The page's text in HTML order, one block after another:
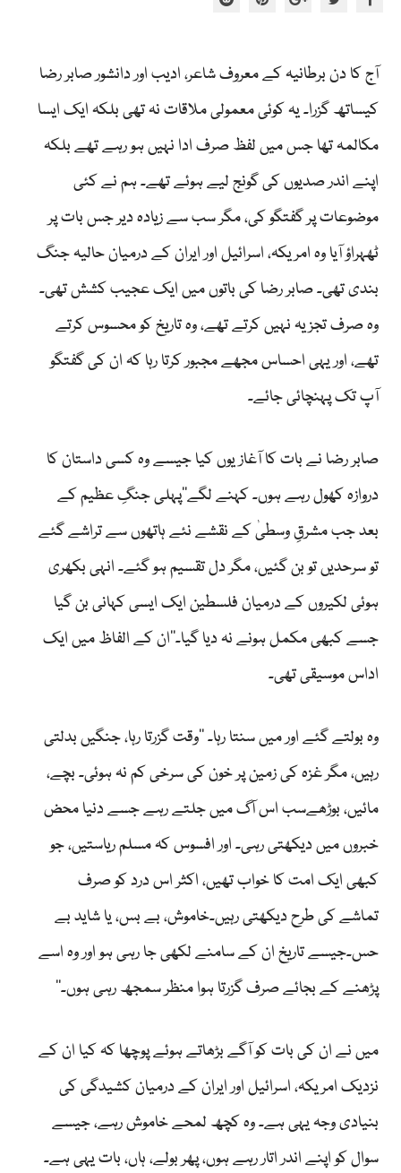
آج کا دن برطانیہ کے معروف شاعر، ادیب اور دانشور صابر رضا
کیساتھ گزرا۔ یہ کوئی معمولی ملاقات نہ تھی بلکہ ایک ایسا
مکالمہ تھا جس میں لفظ صرف ادا نہیں ہو رہے تھے بلکہ
اپنے اندر صدیوں کی گونج لیے ہوئے تھے۔ ہم نے کئی
موضوعات پر گفتگو کی، مگر سب سے زیادہ دیر جس بات پر
ٹھہراؤ آیا وہ امریکہ، اسرائیل اور ایران کے درمیان حالیہ جنگ
بندی تھی۔ صابر رضا کی باتوں میں ایک عجیب کشش تھی۔
وہ صرف تجزیہ نہیں کرتے تھے، وہ تاریخ کو محسوس کرتے
تھے، اور یہی احساس مجھے مجبور کرتا رہا کہ ان کی گفتگو
آپ تک پہنچائی جائے۔
صابر رضا نے بات کا آغاز یوں کیا جیسے وہ کسی داستان کا
دروازہ کھول رہے ہوں۔ کہنے لگے’’پہلی جنگِ عظیم کے
بعد جب مشرقِ وسطیٰ کے نقشے نئے ہاتھوں سے تراشے گئے
تو سرحدیں تو بن گئیں، مگر دل تقسیم ہو گئے۔ انہی بکھری
ہوئی لکیروں کے درمیان فلسطین ایک ایسی کہانی بن گیا
جسے کبھی مکمل ہونے نہ دیا گیا۔‘‘ان کے الفاظ میں ایک
اداس موسیقی تھی۔
وہ بولتے گئے اور میں سنتا رہا۔ ’’وقت گزرتا رہا، جنگیں بدلتی
رہیں، مگر غزہ کی زمین پر خون کی سرخی کم نہ ہوئی۔ بچے،
مائیں، بوڑھےسب اس آگ میں جلتے رہے جسے دنیا محض
خبروں میں دیکھتی رہی۔ اور افسوس کہ مسلم ریاستیں، جو
کبھی ایک امت کا خواب تھیں، اکثر اس درد کو صرف
تماشے کی طرح دیکھتی رہیں۔خاموش، بے بس، یا شاید بے
حس۔جیسے تاریخ ان کے سامنے لکھی جا رہی ہو اور وہ اسے
پڑھنے کے بجائے صرف گزرتا ہوا منظر سمجھ رہی ہوں۔‘‘
میں نے ان کی بات کو آگے بڑھاتے ہوئے پوچھا کہ کیا ان کے
نزدیک امریکہ، اسرائیل اور ایران کے درمیان کشیدگی کی
بنیادی وجہ یہی ہے۔ وہ کچھ لمحے خاموش رہے، جیسے
سوال کو اپنے اندر اتار رہے ہوں، پھر بولے، ہاں، بات یہی ہے۔